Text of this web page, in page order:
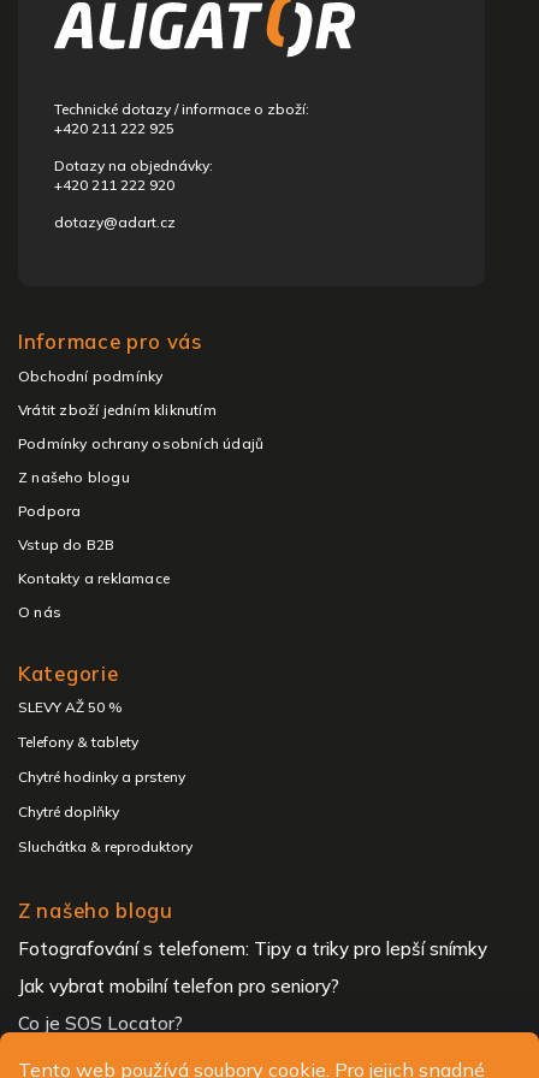
Tento web používá soubory cookie. Pro jejich snadné
Technické dotazy / informace o zboží:
+420 211 222 925
Dotazy na objednávky:
+420 211 222 920
dotazy@adart.cz
Informace pro vás
Obchodní podmínky
Vrátit zboží jedním kliknutím
Podmínky ochrany osobních údajů
Z našeho blogu
Podpora
Vstup do B2B
Kontakty a reklamace
O nás
Kategorie
SLEVY AŽ 50 %
Telefony & tablety
Chytré hodinky a prsteny
Chytré doplňky
Sluchátka & reproduktory
Z našeho blogu
Fotografování s telefonem: Tipy a triky pro lepší snímky
Jak vybrat mobilní telefon pro seniory?
Co je SOS Locator?